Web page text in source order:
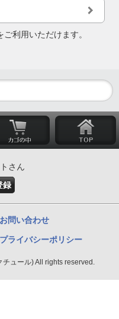
利用いただけます。
さん
録
お問い合わせ
プライバシーポリシー
ュール) All rights reserved.